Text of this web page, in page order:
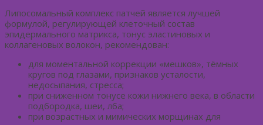
Липосомальный комплекс патчей является лучшей
формулой, регулирующей клеточный состав
эпидермального матрикса, тонус эластиновых и
коллагеновых волокон, рекомендован:
для моментальной коррекции «мешков», тёмных
кругов под глазами, признаков усталости,
недосыпания, стресса;
при сниженном тонусе кожи нижнего века, в области
подбородка, шеи, лба;
при возрастных и мимических морщинах для